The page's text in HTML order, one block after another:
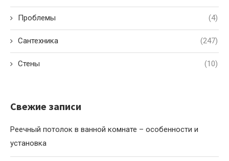
Проблемы (4)
Сантехника (247)
Стены (10)
Свежие записи
Реечный потолок в ванной комнате – особенности и
установка